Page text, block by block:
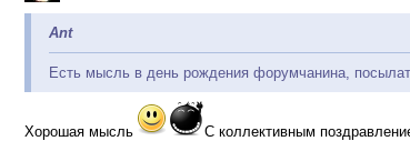
Ant
Есть мысль в день рождения форумчанина,
Хорошая мысль С коллективным